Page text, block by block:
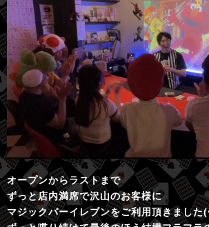
オープンからラストまで
ずっと店内満席で沢山のお客様に
マジックバーイレブンをご利用頂きまし